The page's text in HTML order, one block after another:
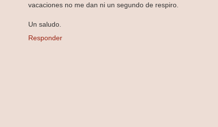
vacaciones no me dan ni un segundo de respiro.
Un saludo.
Responder